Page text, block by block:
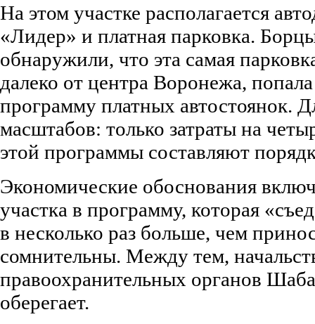
На этом участке располагается
«Лидер» и платная парковка.
обнаружили, что эта самая
далеко от центра Воронежа,
программу платных автостоянок.
масштабов: только затраты на
этой программы составляют
Экономические обоснования
участка в программу, которая
в несколько раз больше, чем
сомнительны. Между тем,
правоохранительных органов
оберегает.